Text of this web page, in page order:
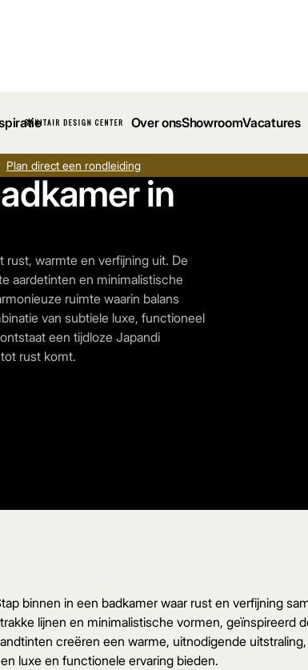
Over onsShowroomVacatures
Plan direct een rondleiding
in
rust, warmte en verfijning uit. De
aardetinten en minimalistische
ruimte waarin balans
van subtiele luxe, functioneel
een tijdloze Japandi
rust komt.
binnen in een badkamer waar rust en verfijning
lijnen en minimalistische vormen, geïnspireerd
creëren een warme, uitnodigende
luxe en functionele ervaring bieden.